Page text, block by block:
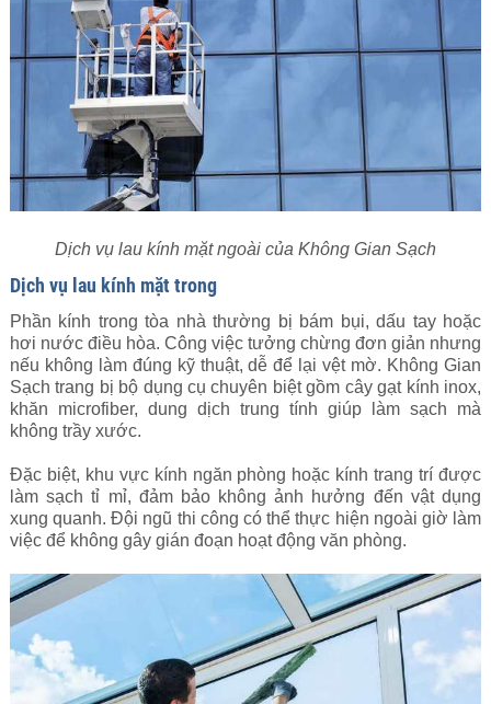
Dịch vụ lau kính mặt ngoài của Không Gian Sạch
Dịch vụ lau kính mặt trong
Phần kính trong tòa nhà thường bị bám bụi, dấu tay hoặc
hơi nước điều hòa. Công việc tưởng chừng đơn giản nhưng
nếu không làm đúng kỹ thuật, dễ để lại vệt mờ. Không Gian
Sạch trang bị bộ dụng cụ chuyên biệt gồm cây gạt kính inox,
khăn microfiber, dung dịch trung tính giúp làm sạch mà
không trầy xước.
Đặc biệt, khu vực kính ngăn phòng hoặc kính trang trí được
làm sạch tỉ mỉ, đảm bảo không ảnh hưởng đến vật dụng
xung quanh. Đội ngũ thi công có thể thực hiện ngoài giờ làm
việc để không gây gián đoạn hoạt động văn phòng.